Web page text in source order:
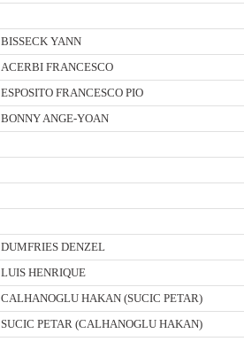
BISSECK YANN
ACERBI FRANCESCO
ESPOSITO FRANCESCO PIO
BONNY ANGE-YOAN
DUMFRIES DENZEL
LUIS HENRIQUE
CALHANOGLU HAKAN (SUCIC PETAR)
SUCIC PETAR (CALHANOGLU HAKAN)